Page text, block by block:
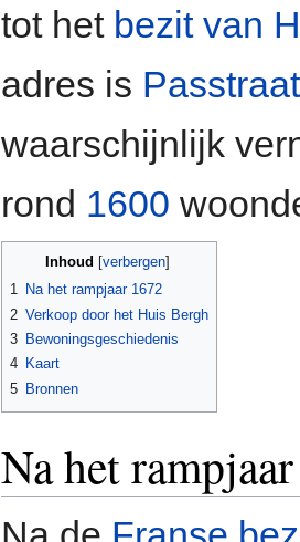
tot het bezit van
adres is Passtraat
waarschijnlijk
rond 1600
Inhoud verbergen]
1 Na het rampjaar 1672
2 Verkoop door het Huis Bergh
3 Bewoningsgeschiedenis
4 Kaart
5 Bronnen
Na het